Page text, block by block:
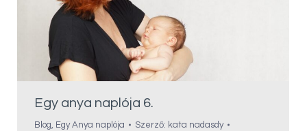
Egy anya naplója 6.
Blog, Egy Anya naplója Szerző: kata nadasdy